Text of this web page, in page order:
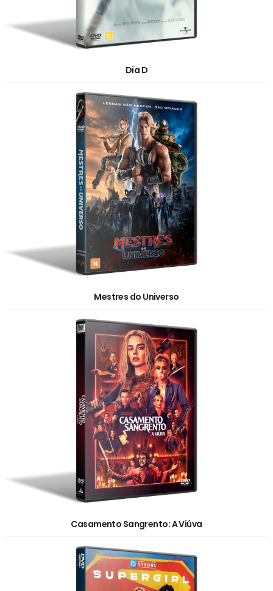
Dia D
Mestres do Universo
Casamento Sangrento: A Viúva